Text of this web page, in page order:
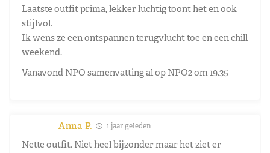
Laatste outfit prima, lekker luchtig toont het en ook
stijlvol.
Ik wens ze een ontspannen terugvlucht toe en een chill
weekend.
Vanavond NPO samenvatting al op NPO2 om 19.35
Anna P. 1 jaar geleden
Nette outfit. Niet heel bijzonder maar het ziet er